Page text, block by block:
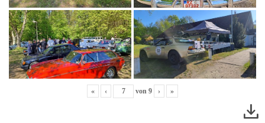
« ‹ von 9 › »